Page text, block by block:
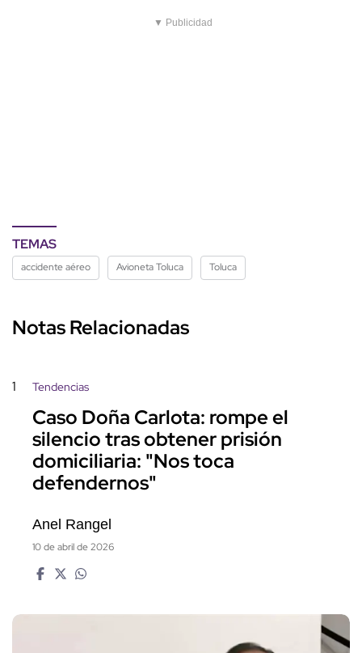
▼ Publicidad
TEMAS
accidente aéreo Avioneta Toluca Toluca
Notas Relacionadas
1 Tendencias
Caso Doña Carlota: rompe el
silencio tras obtener prisión
domiciliaria: "Nos toca
defendernos"
Anel Rangel
10 de abril de 2026